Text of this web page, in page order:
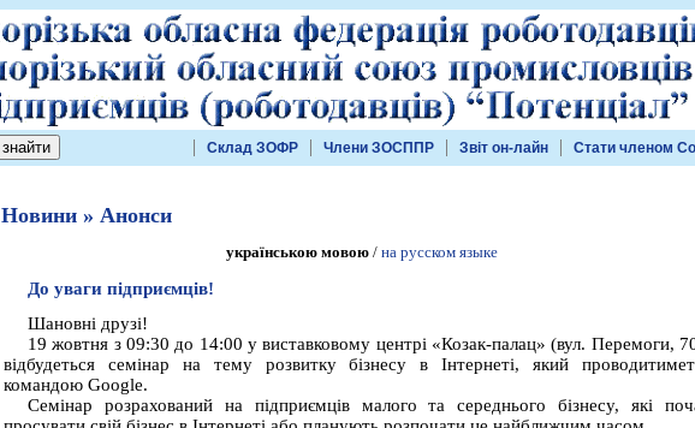
Склад ЗОФР Члени ЗОСППР Звіт он-лайн Стати членом
Новини » Анонси
українською мовою / на русском языке
До уваги підприємців!
Шановні друзі!
19 жовтня з 09:30 до 14:00 у виставковому центрі «Козак-палац» (вул. Перемоги,
відбудеться семінар на тему розвитку бізнесу в Інтернеті, який
командою Google.
Семінар розрахований на підприємців малого та середнього бізнесу, які